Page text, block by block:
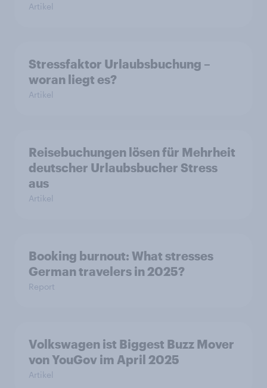
Artikel
Stressfaktor Urlaubsbuchung –
woran liegt es?
Artikel
Reisebuchungen lösen für Mehrheit
deutscher Urlaubsbucher Stress
aus
Artikel
Booking burnout: What stresses
German travelers in 2025?
Report
Volkswagen ist Biggest Buzz Mover
von YouGov im April 2025
Artikel